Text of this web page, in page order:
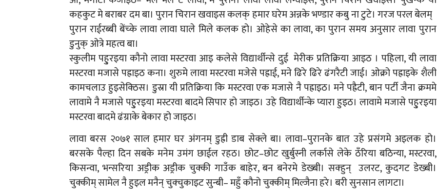
कहकुट मे बराबर दम बा। पुरान चिरान खवाइस कलक् हमार घरेम अन्नके भण्डार कबु ना टुटे। गरज परल बेलम्
पुरान राईरब्बी बेंच्के लावा लावा घाले मिले कलक हो। ओहेसे का लावा, का पुरान समय अनुसार लावा पुरान
डुनुक् ओत्रे महत्व बा।
स्कुलीम पहु्रइया कौनो लावा मस्टरवा आइ कलेसे विद्यार्थीन्से दुई मेरीक प्रतिक्रिया आइठ । पहिला, यी लावा
मस्टरवा मजासे पह्राइठ कना। शुरुमे लावा मस्टरवा मजेसे पह्राई, मने ढिरे ढिरे ढंगरैटी जाई। ओक्रो पह्राइके शैली
कामचलाउ हुइसेक्ठिस। डुस्रा यी प्रतिक्रिया कि मस्टरवा एक मजासे नै पह्राइठ। मने पह्रैटी, बान पर्टी जैना क्रममे
लावामे नै मजासे पहु्रइया मस्टरवा बादमे सिपार हो जाइठ। उहे विद्यार्थीन्के प्यारा हुइठ। लावामे मजासे पहु्रइया
मस्टरवा बादमे ढंग्राके बेकार हो जाइठ।
लावा बरस २०७१ साल हमार घर अंगनम् डुह्री डाब सेक्ले बा। लावा–पुरानके बात उहे प्रसंगमे अइलक हो।
बरसके पैल्हा दिन सबके मनेम उमंग छाईल रहठ। छोट–छोट खुर्बुस्नी लर्कासे लेके ठँरिया बठिन्या, मस्टरवा,
किसन्वा, भन्सरिया अड्रीक अड्रीक चुक्की गाउँक बाहेर, बन बनेरमे डेख्बी। सक्हुन् उलरट, कुदगट डेख्बी।
चुक्कीम् सामेल नै हुइल मनैन् चुक्चुकाइट सुन्बी– महुँ कौनो चुक्कीम् मिल्जैना हरे। बरी सुनसान लागटा।